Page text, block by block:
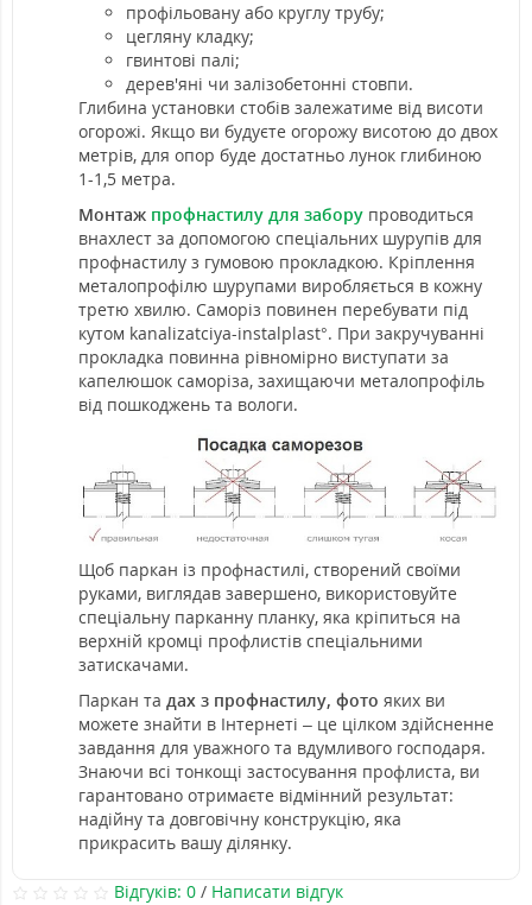
профільовану або круглу трубу;
цегляну кладку;
гвинтові палі;
дерев'яні чи залізобетонні стовпи.
Глибина установки стобів залежатиме від висоти
огорожі. Якщо ви будуєте огорожу висотою до двох
метрів, для опор буде достатньо лунок глибиною
1-1,5 метра.
Монтаж профнастилу для забору проводиться
внахлест за допомогою спеціальних шурупів для
профнастилу з гумовою прокладкою. Кріплення
металопрофілю шурупами виробляється в кожну
третю хвилю. Саморіз повинен перебувати під
кутом kanalizatciya-instalplast°. При закручуванні
прокладка повинна рівномірно виступати за
капелюшок саморіза, захищаючи металопрофіль
від пошкоджень та вологи.
Щоб паркан із профнастилі, створений своїми
руками, виглядав завершено, використовуйте
спеціальну парканну планку, яка кріпиться на
верхній кромці профлистів спеціальними
затискачами.
Паркан та дах з профнастилу, фото яких ви
можете знайти в Інтернеті – це цілком здійсненне
завдання для уважного та вдумливого господаря.
Знаючи всі тонкощі застосування профлиста, ви
гарантовано отримаєте відмінний результат:
надійну та довговічну конструкцію, яка
прикрасить вашу ділянку.
Відгуків: 0/ Написати відгук